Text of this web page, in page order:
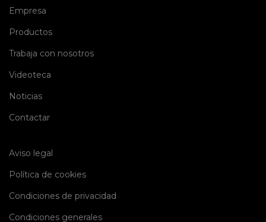
Empresa
Productos(current)
Trabaja con nosotros(current)
Videoteca
Noticias(current)
Contactar(current)
Aviso legal
Política de cookies
Condiciones de privacidad
Condiciones generales